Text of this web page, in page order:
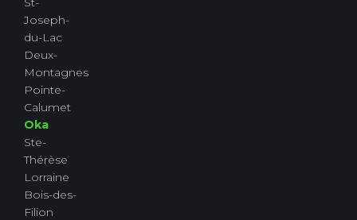
Joseph-
du-Lac
Deux-
Montagnes
Pointe-
Calumet
Oka
Ste-
Thérèse
Lorraine
Bois-des-
Filion